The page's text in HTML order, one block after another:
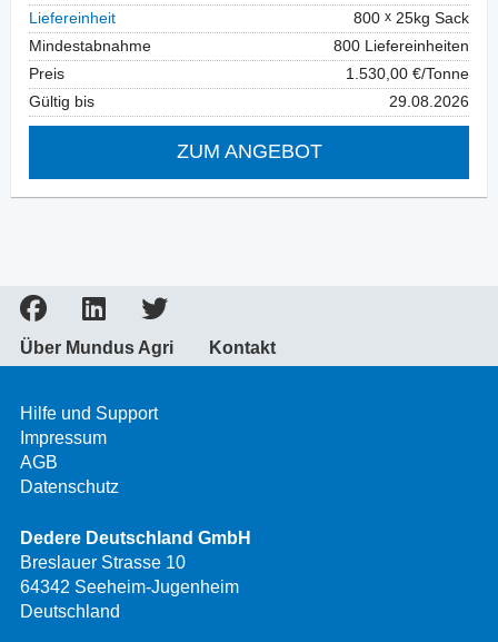
Liefereinheit
800
25kg Sack
Mindestabnahme
800 Liefereinheiten
Preis
1.530,00 €/Tonne
Gültig bis
29.08.2026
ZUM ANGEBOT
Über Mundus Agri Kontakt
Hilfe und Support
Impressum
AGB
Datenschutz
Dedere Deutschland GmbH
Breslauer Strasse 10
64342 Seeheim-Jugenheim
Deutschland